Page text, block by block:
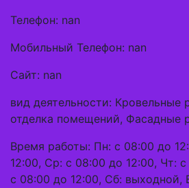
Телефон: nan
Мобильный Телефон: nan
Сайт: nan
вид деятельности: Кровельные
отделка помещений, Фасадные
Время работы: Пн: с 08:00 до
12:00, Ср: с 08:00 до 12:00, Чт:
с 08:00 до 12:00, Сб: выходной,